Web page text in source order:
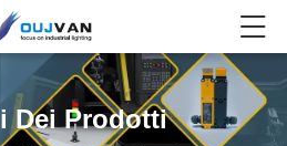
Dei Prodotti